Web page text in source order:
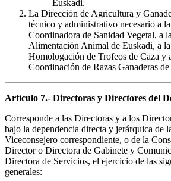
Euskadi.
La Dirección de Agricultura y
técnico y administrativo necesario a
Coordinadora de Sanidad Vegetal, a
Alimentación Animal de Euskadi, a
Homologación de Trofeos de Caza y
Coordinación de Razas Ganaderas
Artículo 7.- Directoras y Directores del
Corresponde a las Directoras y a los
bajo la dependencia directa y jerárquica de
Viceconsejero correspondiente, o de la
Director o Directora de Gabinete y
Directora de Servicios, el ejercicio de las
generales: